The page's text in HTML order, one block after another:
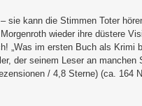
sie kann die Stimmen Toter
wieder ihre düstere
„Was im ersten Buch als Krimi
der seinem Leser an manchen
/ 4,8 Sterne) (ca. 164